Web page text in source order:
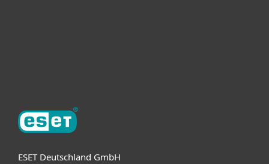
ESET Deutschland GmbH